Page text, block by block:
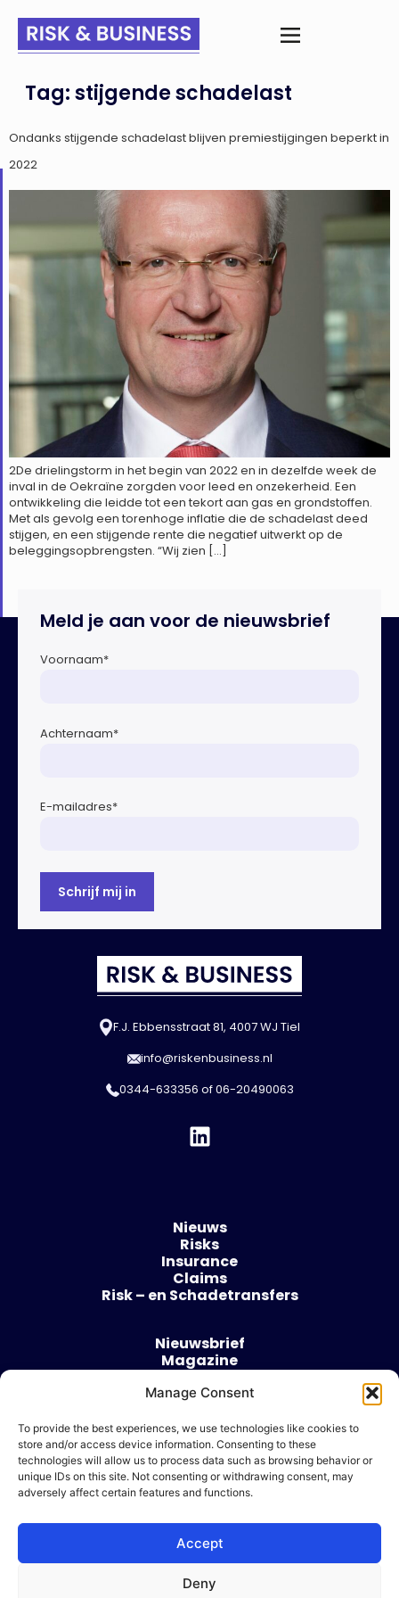
Manage Consent
To provide the best experiences, we use technologies like cookies to
store and/or access device information. Consenting to these
technologies will allow us to process data such as browsing behavior or
unique IDs on this site. Not consenting or withdrawing consent, may
adversely affect certain features and functions.
Accept
Deny
Tag:stijgende schadelast
Ondanks stijgende schadelast blijven premiestijgingen beperkt in
2022
2De drielingstorm in het begin van 2022 en in dezelfde week de
inval in de Oekraïne zorgden voor leed en onzekerheid. Een
ontwikkeling die leidde tot een tekort aan gas en grondstoffen.
Met als gevolg een torenhoge inflatie die de schadelast deed
stijgen, en een stijgende rente die negatief uitwerkt op de
beleggingsopbrengsten. “Wij zien […]
Meld je aan voor de nieuwsbrief
Voornaam*
Achternaam*
E-mailadres*
F.J. Ebbensstraat 81, 4007 WJ Tiel
info@riskenbusiness.nl
0344-633356 of06-20490063
Nieuws
Risks
Insurance
Claims
Risk – en Schadetransfers
Nieuwsbrief
Magazine
Over
Algemene voorwaarden
Cookie beleid
Ik wil adverteren